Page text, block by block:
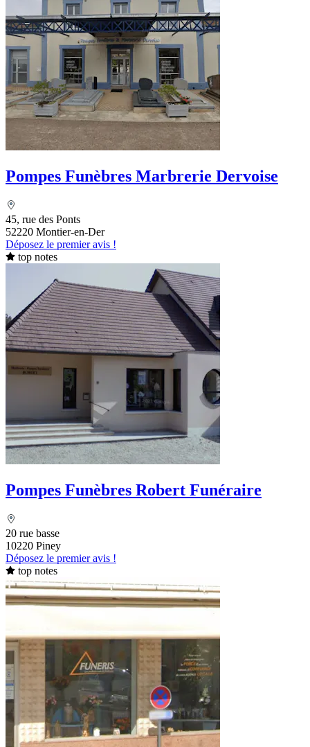
Pompes Funèbres Marbrerie Dervoise
45, rue des Ponts
52220 Montier-en-Der
Déposez le premier avis !
top notes
Pompes Funèbres Robert Funéraire
20 rue basse
10220 Piney
Déposez le premier avis !
top notes